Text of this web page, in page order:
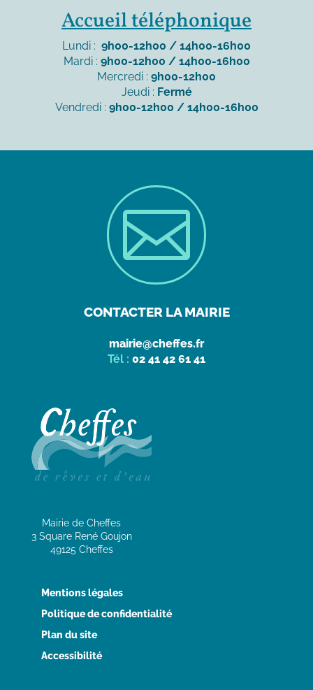
Accueil téléphonique
Lundi : 9h00-12h00 / 14h00-16h00
Mardi : 9h00-12h00 / 14h00-16h00
Mercredi : 9h00-12h00
Jeudi : Fermé
Vendredi : 9h00-12h00 / 14h00-16h00

CONTACTER LA MAIRIE
mairie@cheffes.fr
Tél : 02 41 42 61 41
Mairie de Cheffes
3 Square René Goujon
49125 Cheffes
Mentions légales
Politique de confidentialité
Plan du site
Accessibilité